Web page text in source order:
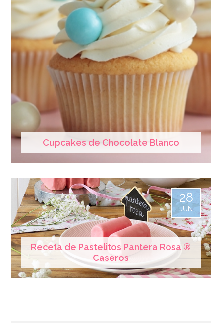
Cupcakes de Chocolate Blanco
Receta de Pastelitos Pantera Rosa ®
Caseros
28
JUN